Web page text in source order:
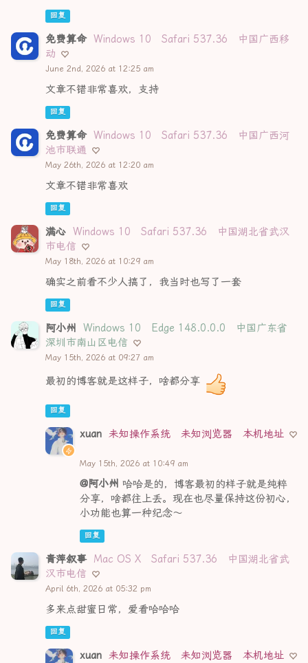
回复
免费算命 Windows 10 Safari 537.36
中国广西移
动
June 2nd, 2026 at 12:25 am
文章不错非常喜欢，支持
回复
免费算命 Windows 10 Safari 537.36
中国广西河
池市联通
May 26th, 2026 at 12:20 am
文章不错非常喜欢
回复
满心 Windows 10 Safari 537.36
中国湖北省武汉
市电信
May 18th, 2026 at 10:29 am
确实之前看不少人搞了，我当时也写了一套
回复
阿小州 Windows 10 Edge 148.0.0.0
中国广东省
深圳市南山区电信
May 15th, 2026 at 09:27 am
最初的博客就是这样子，啥都分享
回复
xuan 未知操作系统 未知浏览器 本机地址
May 15th, 2026 at 10:49 am
@阿小州 哈哈是的，博客最初的样子就是纯粹
分享，啥都往上丢。现在也尽量保持这份初心，
小功能也算一种纪念～
回复
青萍叙事 Mac OS X Safari 537.36
中国湖北省武
汉市电信
April 6th, 2026 at 05:32 pm
多来点甜蜜日常，爱看哈哈哈
回复
xuan 未知操作系统 未知浏览器 本机地址